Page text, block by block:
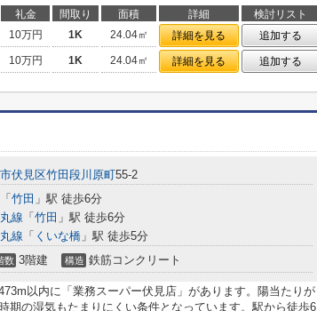
礼金 間取り 面積 詳細
検討リスト
10万円 1K 24.04㎡ 詳細を見る
追加する
10万円 1K 24.04㎡ 詳細を見る 追加する
伏見区竹田段川原町55-2
「 竹田 」駅 徒歩6分
線 「 竹田 」駅 徒歩6分
線 「 くいな橋 」駅 徒歩5分
数 3階建 構造 鉄筋コンクリート
以内に「業務スーパー伏見店」があります。陽当たりが
期の湿気もたまりにくい条件となっています。駅から徒歩6